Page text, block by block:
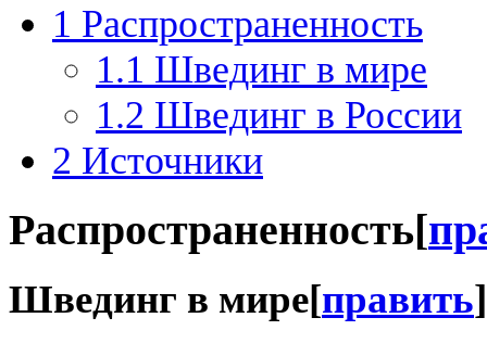
1 Распространенность
1.1 Швединг в мире
1.2 Швединг в России
2 Источники
Распространенность[
Швединг в мире[править]